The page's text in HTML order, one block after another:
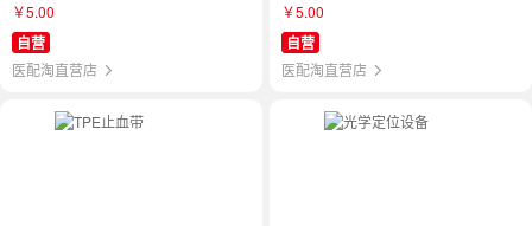
￥5.00
自营
医配淘直营店
￥5.00
自营
医配淘直营店